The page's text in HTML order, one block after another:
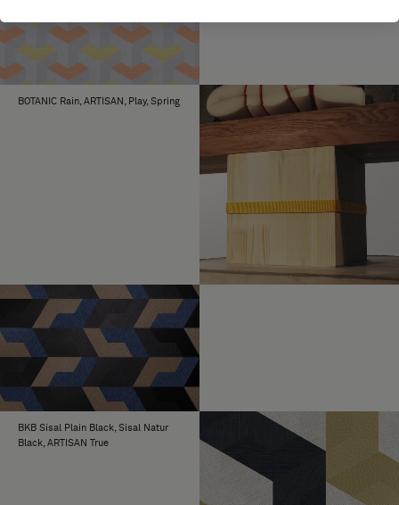
BOTANIC Rain, ARTISAN, Play, Spring
BKB Sisal Plain Black, Sisal Natur
Black, ARTISAN True